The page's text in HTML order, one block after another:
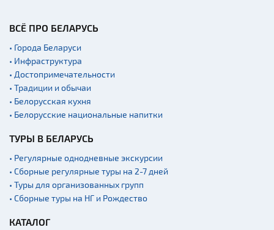
ВСЁ ПРО БЕЛАРУСЬ
• Города Беларуси
• Инфраструктура
• Достопримечательности
• Традиции и обычаи
• Белорусская кухня
• Белорусские национальные напитки
ТУРЫ В БЕЛАРУСЬ
• Регулярные однодневные экскурсии
• Сборные регулярные туры на 2-7 дней
• Туры для организованных групп
• Сборные туры на НГ и Рождество
КАТАЛОГ